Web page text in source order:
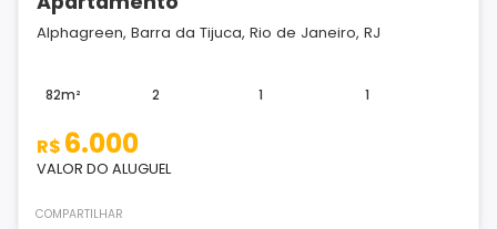
Alphagreen, Barra da Tijuca, Rio de Janeiro, RJ
82m² 2 1 1
R$ 6.000
VALOR DO ALUGUEL
COMPARTILHAR